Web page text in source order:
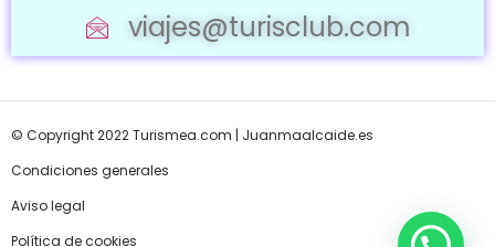
viajes@turisclub.com
© Copyright 2022 Turismea.com | Juanmaalcaide.es
Condiciones generales
Aviso legal
Política de cookies